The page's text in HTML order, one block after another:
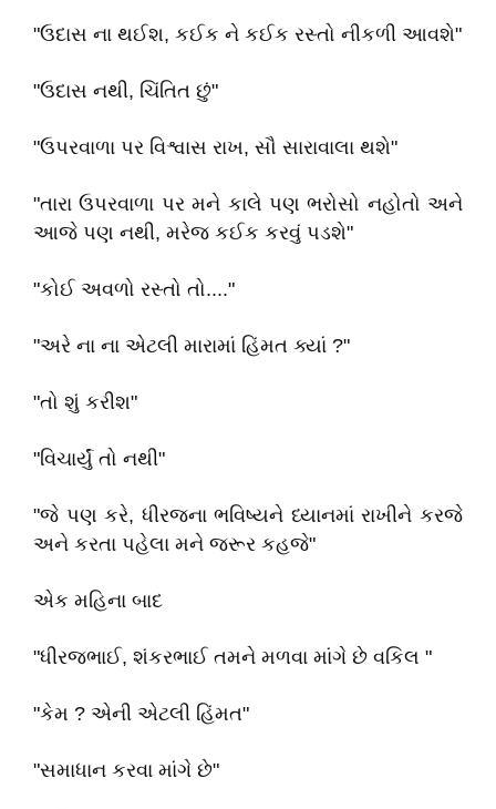
"ઉદાસ ના થઈશ, કઈક ને કઈક રસ્તો નીકળી આવશે"
"ઉદાસ નથી, ચિંતિત છું"
"ઉપરવાળા પર વિશ્વાસ રાખ, સૌ સારાવાલા થશે"
"તારા ઉપરવાળા પર મને કાલે પણ ભરોસો નહોતો અને
આજે પણ નથી, મરેજ કઈક કરવું પડશે"
"કોઈ અવળો રસ્તો તો...."
"અરે ના ના એટલી મારામાં હિંમત ક્યાં ?"
"તો શું કરીશ"
"વિચાર્યું તો નથી"
"જે પણ કરે, ધીરજના ભવિષ્યને ધ્યાનમાં રાખીને કરજે
અને કરતા પહેલા મને જરૂર કહજે"
એક મહિના બાદ
"ધીરજભાઈ, શંકરભાઈ તમને મળવા માંગે છે વકિલ "
"કેમ ? એની એટલી હિંમત"
"સમાધાન કરવા માંગે છે"